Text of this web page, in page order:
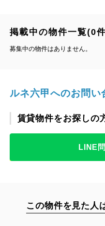
掲載中の物件一覧(0
募集中の物件はありません。
ルネ六甲へのお問い
賃貸物件をお探しの
LINE
この物件を見た人